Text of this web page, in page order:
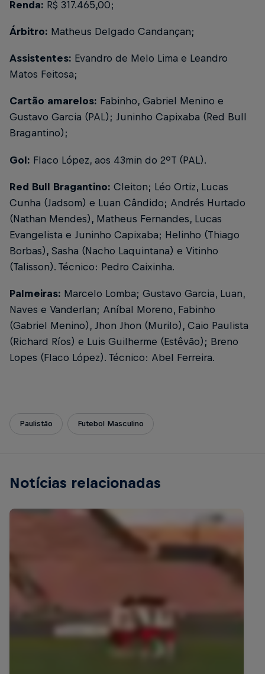
Renda: R$ 317.465,00;
Árbitro: Matheus Delgado Candançan;
Assistentes: Evandro de Melo Lima e Leandro
Matos Feitosa;
Cartão amarelos: Fabinho, Gabriel Menino e
Gustavo Garcia (PAL); Juninho Capixaba (Red Bull
Bragantino);
Gol: Flaco López, aos 43min do 2ºT (PAL).
Red Bull Bragantino: Cleiton; Léo Ortiz, Lucas
Cunha (Jadsom) e Luan Cândido; Andrés Hurtado
(Nathan Mendes), Matheus Fernandes, Lucas
Evangelista e Juninho Capixaba; Helinho (Thiago
Borbas), Sasha (Nacho Laquintana) e Vitinho
(Talisson). Técnico: Pedro Caixinha.
Palmeiras: Marcelo Lomba; Gustavo Garcia, Luan,
Naves e Vanderlan; Aníbal Moreno, Fabinho
(Gabriel Menino), Jhon Jhon (Murilo), Caio Paulista
(Richard Ríos) e Luis Guilherme (Estêvão); Breno
Lopes (Flaco López). Técnico: Abel Ferreira.
Paulistão Futebol Masculino
Notícias relacionadas